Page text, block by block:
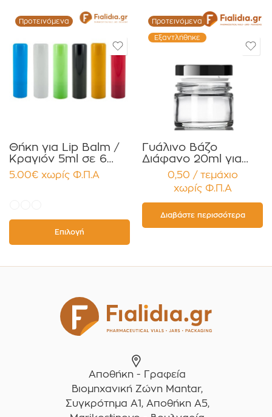
Προτεινόμενα
Θήκη για Lip Balm /
Κραγιόν 5ml σε 6
χρώματα Πακέτο
10τεμ.
5.00€ χωρίς Φ.Π.Α
Επιλογή
Προτεινόμενα
Εξαντλήθηκε
Γυάλινο Βάζο
Διάφανο 20ml για
Κρέμες και
Κηραλοιφές με
Μαύρο Γυαλιστερό
Καπάκι Παρέμβυσμα
Συσκευασία 12
τεμαχίων
0,50 / τεμάχιο
χωρίς Φ.Π.Α
Διαβάστε περισσότερα
Αποθήκη - Γραφεία
Βιομηχανική Ζώνη Mantar,
Συγκρότημα A1, Αποθήκη Α5,